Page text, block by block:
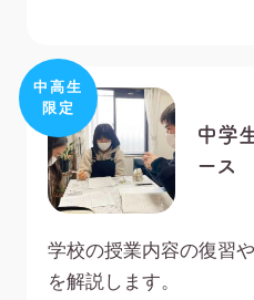
中学
ース
学校の授業内容の復習
を解説します。
中高生
限定